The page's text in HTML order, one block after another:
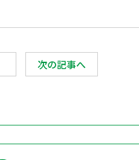
次の記事へ